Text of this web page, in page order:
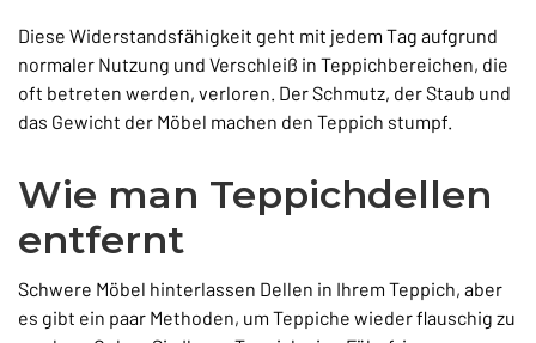
Diese Widerstandsfähigkeit geht mit jedem Tag aufgrund
normaler Nutzung und Verschleiß in Teppichbereichen, die
oft betreten werden, verloren. Der Schmutz, der Staub und
das Gewicht der Möbel machen den Teppich stumpf.
Wie man Teppichdellen
entfernt
Schwere Möbel hinterlassen Dellen in Ihrem Teppich, aber
es gibt ein paar Methoden, um Teppiche wieder flauschig zu